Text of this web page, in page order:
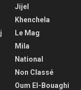
Jijel
Khenchela
Le Mag
Mila
National
Non Classé
Oum El-Bouaghi